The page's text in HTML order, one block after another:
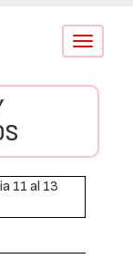
Conmutar